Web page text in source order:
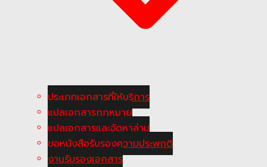
ประเภทเอกสารที่ให้บริการ
แปลเอกสารกฎหมาย
แปลเอกสารและจัดหาล่าม
ขอหนังสือรับรองความประพฤติ
งานรับรองเอกสาร